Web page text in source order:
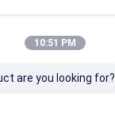
10:51 PM
are you looking for?